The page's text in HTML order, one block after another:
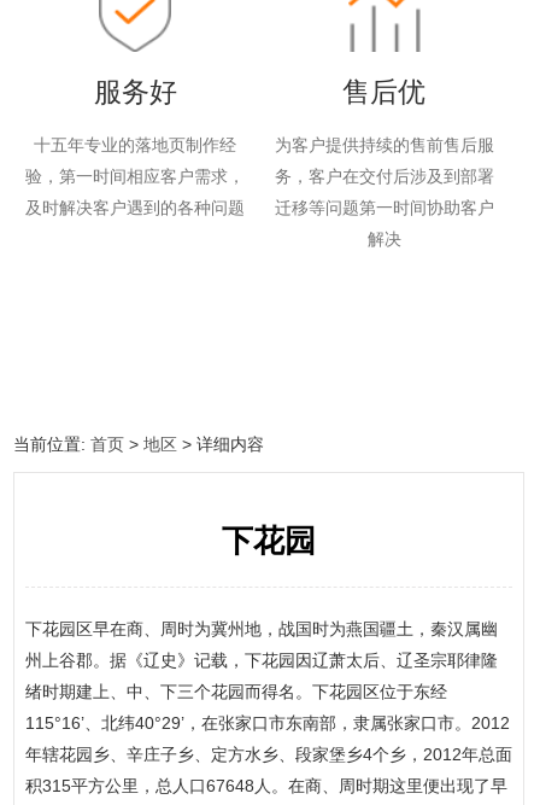
服务好
十五年专业的落地页制作经
验，第一时间相应客户需求，
及时解决客户遇到的各种问题
售后优
为客户提供持续的售前售后服
务，客户在交付后涉及到部署
迁移等问题第一时间协助客户
解决
当前位置:首页 >地区 > 详细内容
下花园
下花园区早在商、周时为冀州地，战国时为燕国疆土，秦汉属幽
州上谷郡。据《辽史》记载，下花园因辽萧太后、辽圣宗耶律隆
绪时期建上、中、下三个花园而得名。下花园区位于东经
115°16’、北纬40°29’，在张家口市东南部，隶属张家口市。2012
年辖花园乡、辛庄子乡、定方水乡、段家堡乡4个乡，2012年总面
积315平方公里，总人口67648人。在商、周时期这里便出现了早